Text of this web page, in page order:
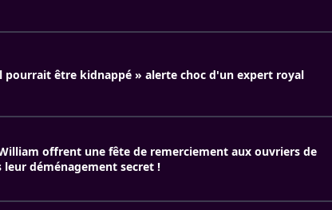
pourrait être kidnappé » alerte choc d'un expert royal
offrent une fête de remerciement aux ouvriers de
leur déménagement secret !